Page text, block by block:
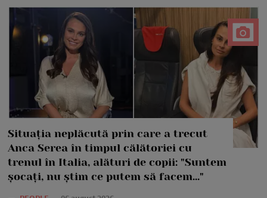
Situația neplăcută prin care a trecut
Anca Serea în timpul călătoriei cu
trenul în Italia, alături de copii: "Suntem
șocați, nu știm ce putem să facem..."